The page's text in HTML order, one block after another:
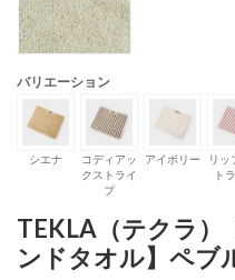
バリエーション
シエナ
コディアッ
クストライ
プ
アイボリー
リッ
ト
TEKLA（テクラ）
ンドタオル】ペブ